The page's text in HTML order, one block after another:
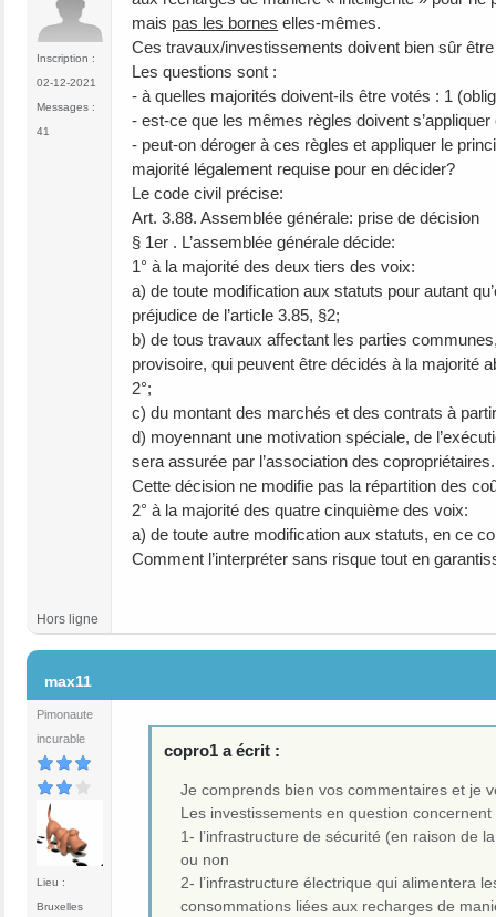
Inscription :
02-12-2021
Messages :
41
mais pas les bornes elles-mêmes.
Ces travaux/investissements doivent bien sûr
Les questions sont :
- à quelles majorités doivent-ils être votés : 1
- est-ce que les mêmes règles doivent
- peut-on déroger à ces règles et appliquer le
majorité légalement requise pour en décider?
Le code civil précise:
Art. 3.88. Assemblée générale: prise de décision
§ 1er . L’assemblée générale décide:
1° à la majorité des deux tiers des voix:
a) de toute modification aux statuts pour autant
préjudice de l’article 3.85, §2;
b) de tous travaux affectant les parties
provisoire, qui peuvent être décidés à la majorité
2°;
c) du montant des marchés et des contrats à
d) moyennant une motivation spéciale, de
sera assurée par l’association des copropriétaires.
Cette décision ne modifie pas la répartition des
2° à la majorité des quatre cinquième des voix:
a) de toute autre modification aux statuts, en ce
Comment l’interpréter sans risque tout en
Hors ligne
max11
Pimonaute
incurable
Lieu :
Bruxelles
copro1 a écrit :
Je comprends bien vos commentaires et je
Les investissements en question concernent
1- l’infrastructure de sécurité (en raison de
ou non
2- l’infrastructure électrique qui alimentera
consommations liées aux recharges de